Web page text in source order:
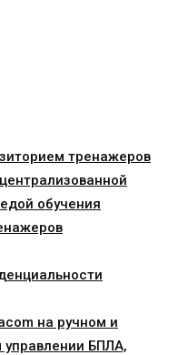
тренажеров
обучения
на ручном и
БПЛА,